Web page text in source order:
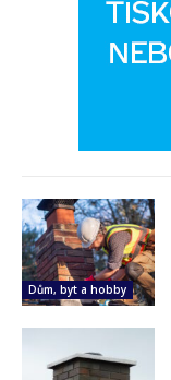
Dům, byt a hobby